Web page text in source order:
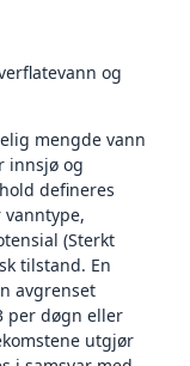
og
mengde vann
innsjø og
defineres
(Sterkt
tilstand. En
avgrenset
per døgn eller
utgjør